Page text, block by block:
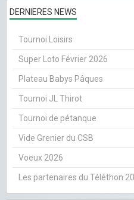
DERNIERES NEWS
Tournoi Loisirs
Super Loto Février 2026
Plateau Babys Pâques
Tournoi JL Thirot
Tournoi de pétanque
Vide Grenier du CSB
Voeux 2026
Les partenaires du Téléthon